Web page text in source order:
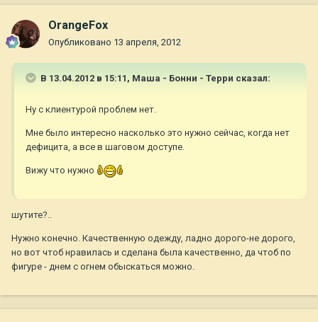
OrangeFox
Опубликовано 13 апреля, 2012
В 13.04.2012 в 15:11, Маша - Бонни - Терри сказал:
Ну с клиентурой проблем нет.
Мне было интересно насколько это нужно сейчас, когда нет
дефицита, а все в шаговом доступе.
Вижу что нужно
шутите?..
Нужно конечно. Качественную одежду, ладно дорого-не дорого,
но вот чтоб нравилась и сделана была качественно, да чтоб по
фигуре - днем с огнем обыскаться можно.